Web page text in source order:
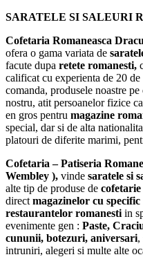
SARATELE SI SALEURI
Cofetaria Romaneasca
ofera o gama variata de
facute dupa retete romanesti,
calificat cu experienta de 20
comanda, produsele noastre
nostru, atit persoanelor fizice
en gros pentru magazine
special, dar si de alta
platouri de diferite marimi,
Cofetaria – Patiseria
Wembley ), vinde saratele si
alte tip de produse de
direct magazinelor cu specific
restaurantelor romanesti in
evenimente gen : Paste,
cununii, botezuri, aniversari,
intruniri, alegeri si multe alte